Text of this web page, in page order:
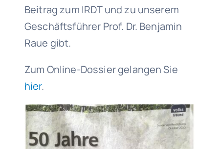
Beitrag zum IRDT und zu unserem
Geschäftsführer Prof. Dr. Benjamin
Raue gibt.
Zum Online-Dossier gelangen Sie
hier.